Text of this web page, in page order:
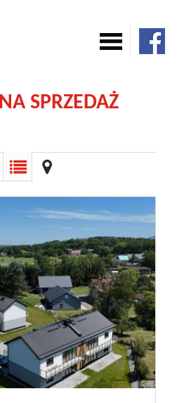
Mieszkania
Działki
Nowe
Inwestycje
PROMOCJE
SPRZEDAŻ